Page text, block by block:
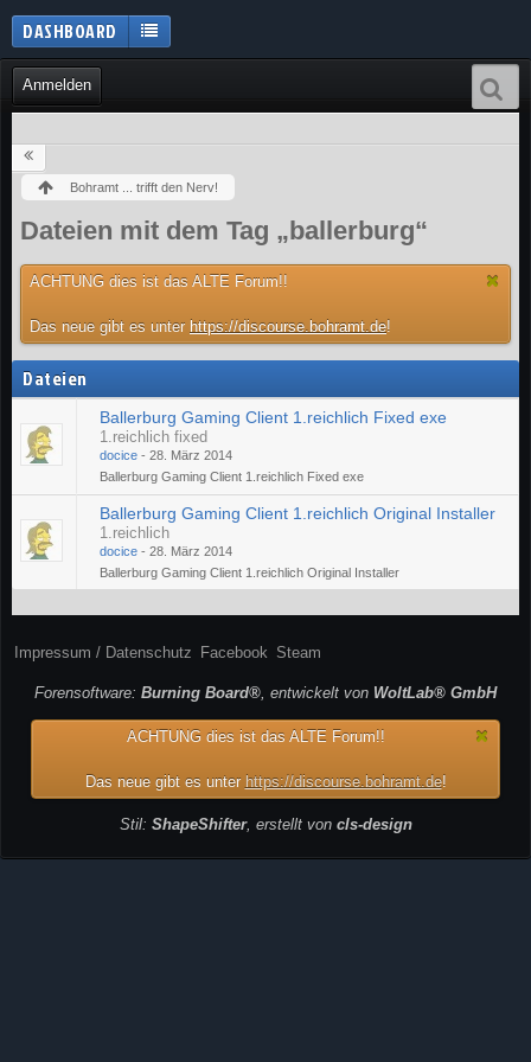
Anmelden
DASHBOARD
Bohramt ... trifft den Nerv!
Dateien mit dem Tag „ballerburg“
ACHTUNG dies ist das ALTE Forum!!
Das neue gibt es unter https://discourse.bohramt.de!
Dateien
Ballerburg Gaming Client 1.reichlich Fixed exe
1.reichlich fixed
docice - 28. März 2014
Ballerburg Gaming Client 1.reichlich Fixed exe
Ballerburg Gaming Client 1.reichlich Original Installer
1.reichlich
docice - 28. März 2014
Ballerburg Gaming Client 1.reichlich Original Installer
Impressum / Datenschutz Facebook Steam
Forensoftware: Burning Board®, entwickelt von WoltLab® GmbH
ACHTUNG dies ist das ALTE Forum!!
Das neue gibt es unter https://discourse.bohramt.de!
Stil: ShapeShifter, erstellt von cls-design